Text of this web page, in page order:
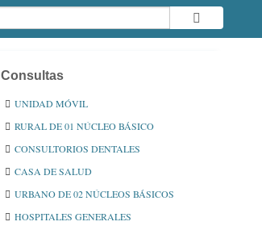
Consultas
UNIDAD MÓVIL
RURAL DE 01 NÚCLEO BÁSICO
CONSULTORIOS DENTALES
CASA DE SALUD
URBANO DE 02 NÚCLEOS BÁSICOS
HOSPITALES GENERALES